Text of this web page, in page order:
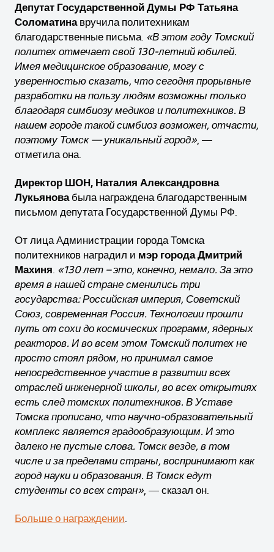
Депутат Государственной Думы РФ Татьяна
Соломатинавручила политехникам
благодарственные письма. «В этом году Томский
политех отмечает свой 130-летний юбилей.
Имея медицинское образование, могу с
уверенностью сказать, что сегодня прорывные
разработки на пользу людям возможны только
благодаря симбиозу медиков и политехников. В
нашем городе такой симбиоз возможен, отчасти,
поэтому Томск — уникальный город», —
отметила она.
Директор ШОН, Наталия Александровна
Лукьяновабыла награждена благодарственным
письмом депутата Государственной Думы РФ.
От лица Администрации города Томска
политехников наградил и мэр города Дмитрий
Махиня. «130 лет – это, конечно, немало. За это
время в нашей стране сменились три
государства: Российская империя, Советский
Союз, современная Россия. Технологии прошли
путь от сохи до космических программ, ядерных
реакторов. И во всем этом Томский политех не
просто стоял рядом, но принимал самое
непосредственное участие в развитии всех
отраслей инженерной школы, во всех открытиях
есть след томских политехников. В Уставе
Томска прописано, что научно-образовательный
комплекс является градообразующим. И это
далеко не пустые слова. Томск везде, в том
числе и за пределами страны, воспринимают как
город науки и образования. В Томск едут
студенты со всех стран», — сказал он.
Больше о награждении.